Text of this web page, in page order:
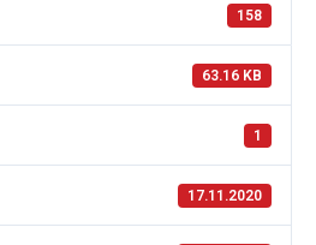
158
63.16 KB
1
17.11.2020